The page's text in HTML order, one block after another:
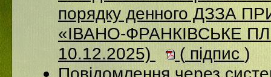
порядку денного ДЗЗА
«ІВАНО-ФРАНКІВСЬКЕ
10.12.2025)
( підпис )